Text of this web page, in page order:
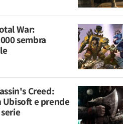
War:
sembra
Creed:
e prende